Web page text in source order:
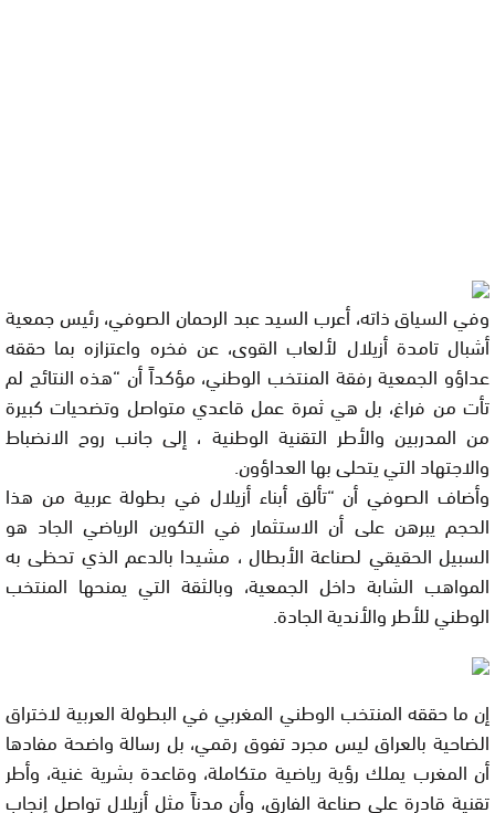
وفي السياق ذاته، أعرب السيد عبد الرحمان الصوفي، رئيس جمعية
أشبال تامدة أزيلال لألعاب القوى، عن فخره واعتزازه بما حققه
عداؤو الجمعية رفقة المنتخب الوطني، مؤكداً أن “هذه النتائج لم
تأت من فراغ، بل هي ثمرة عمل قاعدي متواصل وتضحيات كبيرة
من المدربين والأطر التقنية الوطنية ، إلى جانب روح الانضباط
والاجتهاد التي يتحلى بها العداؤون.
وأضاف الصوفي أن “تألق أبناء أزيلال في بطولة عربية من هذا
الحجم يبرهن على أن الاستثمار في التكوين الرياضي الجاد هو
السبيل الحقيقي لصناعة الأبطال ، مشيدا بالدعم الذي تحظى به
المواهب الشابة داخل الجمعية، وبالثقة التي يمنحها المنتخب
الوطني للأطر والأندية الجادة.
إن ما حققه المنتخب الوطني المغربي في البطولة العربية لاختراق
الضاحية بالعراق ليس مجرد تفوق رقمي، بل رسالة واضحة مفادها
أن المغرب يملك رؤية رياضية متكاملة، وقاعدة بشرية غنية، وأطر
تقنية قادرة على صناعة الفارق، وأن مدناً مثل أزيلال تواصل إنجاب